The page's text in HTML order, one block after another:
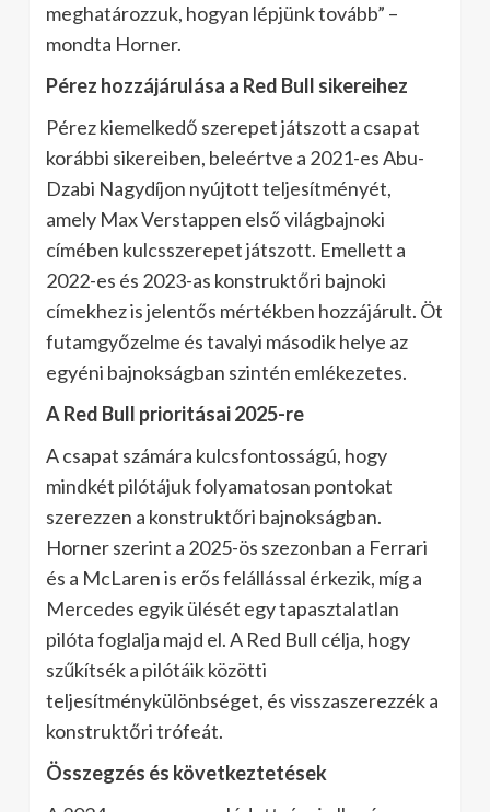
meghatározzuk, hogyan lépjünk tovább” –
mondta Horner.
Pérez hozzájárulása a Red Bull sikereihez
Pérez kiemelkedő szerepet játszott a csapat
korábbi sikereiben, beleértve a 2021-es Abu-
Dzabi Nagydíjon nyújtott teljesítményét,
amely Max Verstappen első világbajnoki
címében kulcsszerepet játszott. Emellett a
2022-es és 2023-as konstruktőri bajnoki
címekhez is jelentős mértékben hozzájárult. Öt
futamgyőzelme és tavalyi második helye az
egyéni bajnokságban szintén emlékezetes.
A Red Bull prioritásai 2025-re
A csapat számára kulcsfontosságú, hogy
mindkét pilótájuk folyamatosan pontokat
szerezzen a konstruktőri bajnokságban.
Horner szerint a 2025-ös szezonban a Ferrari
és a McLaren is erős felállással érkezik, míg a
Mercedes egyik ülését egy tapasztalatlan
pilóta foglalja majd el. A Red Bull célja, hogy
szűkítsék a pilótáik közötti
teljesítménykülönbséget, és visszaszerezzék a
konstruktőri trófeát.
Összegzés és következtetések